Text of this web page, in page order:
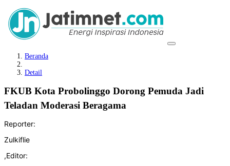
Beranda
Detail
FKUB Kota Probolinggo Dorong Pemuda Jadi
Teladan Moderasi Beragama
Reporter:
Zulkiflie
,Editor: